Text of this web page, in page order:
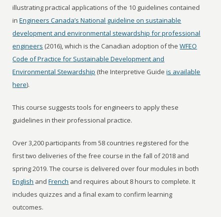
illustrating practical applications of the 10 guidelines contained
inEngineers Canada’s National guideline on sustainable
development and environmental stewardship for professional
engineers (2016), which is the Canadian adoption of theWFEO
Code of Practice for Sustainable Development and
Environmental Stewardship (the Interpretive Guideis available
here).
This course suggests tools for engineers to apply these
guidelines in their professional practice.
Over 3,200 participants from 58 countries registered for the
first two deliveries of the free course in the fall of 2018 and
spring 2019. The course is delivered over four modules in both
English andFrench and requires about 8 hours to complete. It
includes quizzes and a final exam to confirm learning
outcomes.